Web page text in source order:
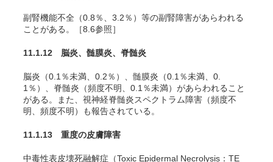
副腎機能不全（0.8％、3.2％）等の副腎障害があらわれる
ことがある。［8.6参照］
11.1.12 脳炎、髄膜炎、脊髄炎
脳炎（0.1％未満、0.2％）、髄膜炎（0.1％未満、0.
1％）、脊髄炎（頻度不明、0.1％未満）があらわれること
がある。また、視神経脊髄炎スペクトラム障害（頻度不
明、頻度不明）も報告されている。
11.1.13 重度の皮膚障害
中毒性表皮壊死融解症（Toxic Epidermal Necrolysis：TE